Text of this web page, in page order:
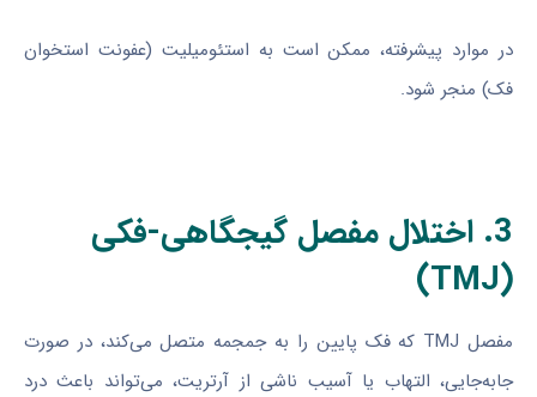
در موارد پیشرفته، ممکن است به استئومیلیت (عفونت استخوان
فک) منجر شود.
3. اختلال مفصل گیجگاهی-فکی
(TMJ)
مفصل TMJ که فک پایین را به جمجمه متصل می‌کند، در صورت
جابه‌جایی، التهاب یا آسیب ناشی از آرتریت، می‌تواند باعث درد